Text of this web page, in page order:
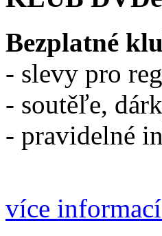
Bezplatné
- slevy pro
- soutěľe,
- pravidelné
více